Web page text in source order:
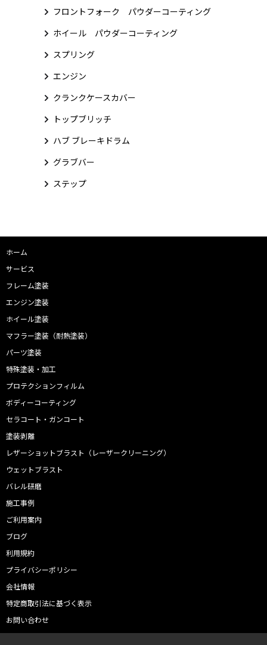
フロントフォーク パウダーコーティング
ホイール パウダーコーティング
スプリング
エンジン
クランクケースカバー
トップブリッチ
ハブ ブレーキドラム
グラブバー
ステップ
ホーム
サービス
フレーム塗装
エンジン塗装
ホイール塗装
マフラー塗装（耐熱塗装）
パーツ塗装
特殊塗装・加工
プロテクションフィルム
ボディーコーティング
セラコート・ガンコート
塗装剥離
レザーショットブラスト（レーザークリーニング）
ウェットブラスト
バレル研磨
施工事例
ご利用案内
ブログ
利用規約
プライバシーポリシー
会社情報
特定商取引法に基づく表示
お問い合わせ